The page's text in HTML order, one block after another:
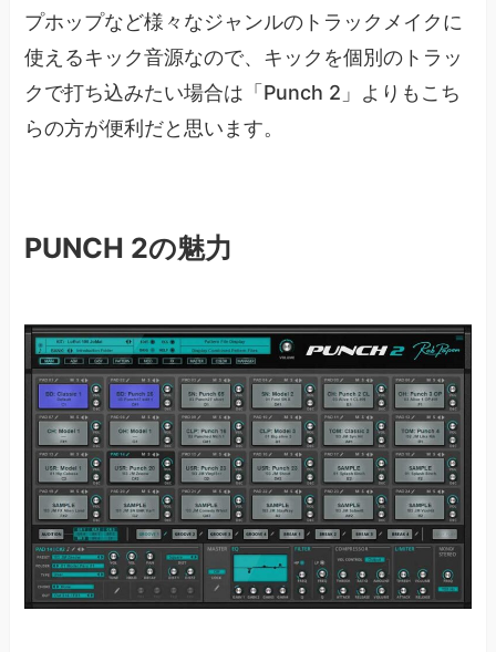
プホップなど様々なジャンルのトラックメイクに
使えるキック音源なので、キックを個別のトラッ
クで打ち込みたい場合は「Punch 2」よりもこち
らの方が便利だと思います。
PUNCH 2の魅力